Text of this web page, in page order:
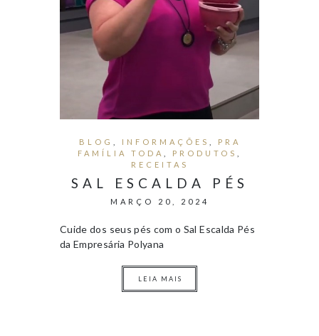
BLOG INFORMAÇÕES
PRA
FAMÍLIA TODA
PRODUTOS
RECEITAS
SAL ESCALDA PÉS
MARÇO 20, 2024
Cuide dos seus pés com o Sal Escalda Pés
da Empresária Polyana
LEIA MAIS